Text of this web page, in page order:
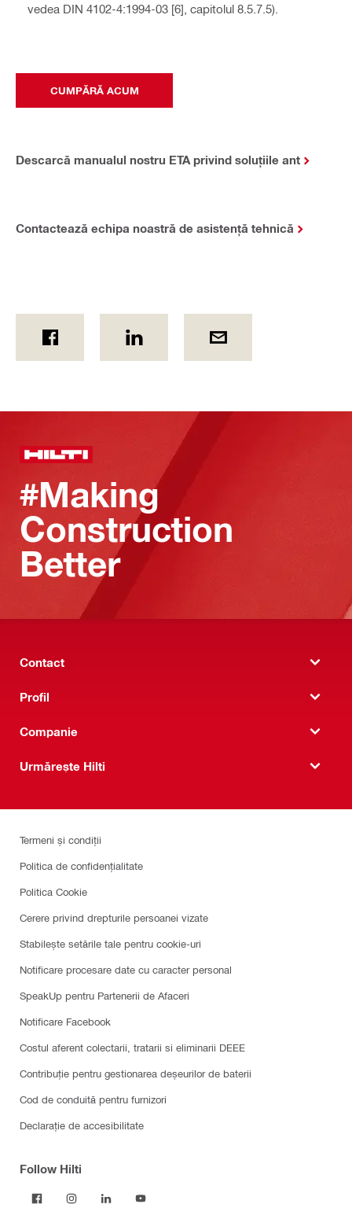
vedea DIN 4102-4:1994-03 [6], capitolul 8.5.7.5).
CUMPĂRĂ ACUM
Descarcă manualul nostru ETA privind soluțiile ant
Contactează echipa noastră de asistență tehnică
#Making
Construction
Better
Contact
Profil
Companie
Urmărește Hilti
Termeni și condiții
Politica de confidențialitate
Politica Cookie
Cerere privind drepturile persoanei vizate
Stabilește setările tale pentru cookie-uri
Notificare procesare date cu caracter personal
SpeakUp pentru Partenerii de Afaceri
Notificare Facebook
Costul aferent colectarii, tratarii si eliminarii DEEE
Contribuție pentru gestionarea deșeurilor de baterii
Cod de conduită pentru furnizori
Declarație de accesibilitate
Follow Hilti